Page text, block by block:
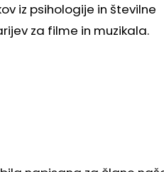
iz psihologije in številne
za filme in muzikala.